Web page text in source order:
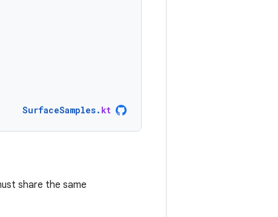
SurfaceSamples. kt
share the same